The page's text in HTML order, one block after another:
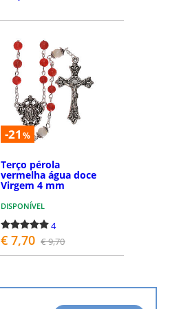
-21 %
Terço pérola
vermelha água doce
Virgem 4 mm
DISPONÍVEL
4
€ 7,70 € 9,70